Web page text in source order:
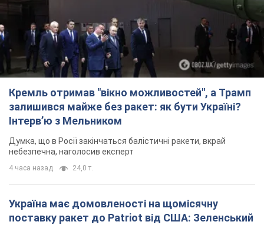
Кремль отримав "вікно можливостей", а Трамп
залишився майже без ракет: як бути Україні?
Інтерв’ю з Мельником
Думка, що в Росії закінчаться балістичні ракети, вкрай
небезпечна, наголосив експерт
4 часа назад 24,0 т.
Україна має домовленості на щомісячну
поставку ракет до Patriot від США: Зеленський